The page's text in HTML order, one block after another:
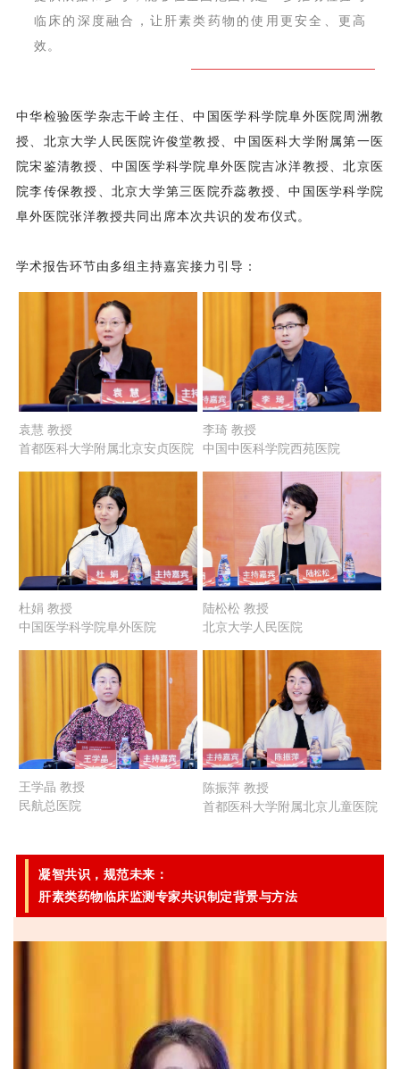
临床的深度融合，让肝素类药物的使用更安全、更高
效。
中华检验医学杂志干岭主任、中国医学科学院阜外医院周洲教
授、北京大学人民医院许俊堂教授、中国医科大学附属第一医
院宋鉴清教授、中国医学科学院阜外医院吉冰洋教授、北京医
院李传保教授、北京大学第三医院乔蕊教授、中国医学科学院
阜外医院张洋教授共同出席本次共识的发布仪式。
学术报告环节由多组主持嘉宾接力引导：
袁慧 教授
首都医科大学附属北京安贞医院
杜娟 教授
中国医学科学院阜外医院
王学晶 教授
民航总医院
李琦 教授
中国中医科学院西苑医院
陆松松 教授
北京大学人民医院
陈振萍 教授
首都医科大学附属北京儿童医院
凝智共识，规范未来：
肝素类药物临床监测专家共识制定背景与方法